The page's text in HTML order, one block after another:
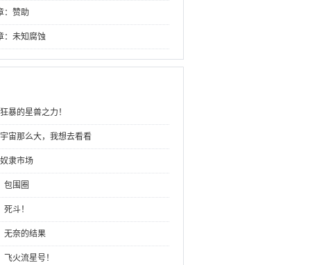
：赞助
：未知腐蚀
暴的星兽之力！
宙那么大，我想去看看
隶市场
包围圈
斗！
无奈的结果
飞火流星号！